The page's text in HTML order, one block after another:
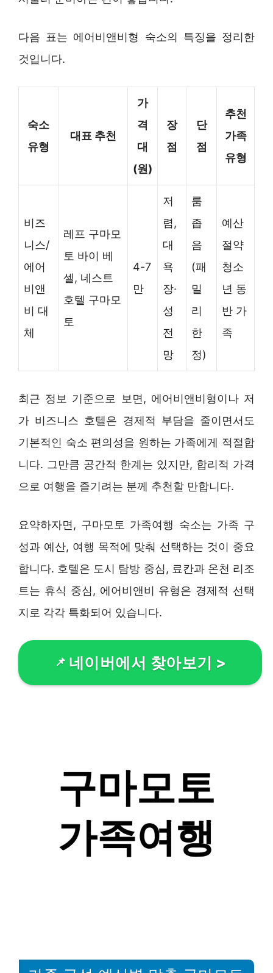
다음 표는 에어비앤비형 숙소의 특징을 정리한
것입니다.
숙소
유형
대표 추천
가
격
대
(원)
장
점
단
점
추천
가족
유형
비즈
니스/
에어
비앤
비 대
체
레프 구마모
토 바이 베
셀, 네스트
호텔 구마모
토
4-7
만
저
렴,
대
욕
장·
성
전
망
룸
좁
음
(패
밀
리
한
정)
예산
절약
청소
년 동
반 가
족
최근 정보 기준으로 보면, 에어비앤비형이나 저
가 비즈니스 호텔은 경제적 부담을 줄이면서도
기본적인 숙소 편의성을 원하는 가족에게 적절합
니다. 그만큼 공간적 한계는 있지만, 합리적 가격
으로 여행을 즐기려는 분께 추천할 만합니다.
요약하자면, 구마모토 가족여행 숙소는 가족 구
성과 예산, 여행 목적에 맞춰 선택하는 것이 중요
합니다. 호텔은 도시 탐방 중심, 료칸과 온천 리조
트는 휴식 중심, 에어비앤비 유형은 경제적 선택
지로 각각 특화되어 있습니다.
네이버에서 찾아보기 >